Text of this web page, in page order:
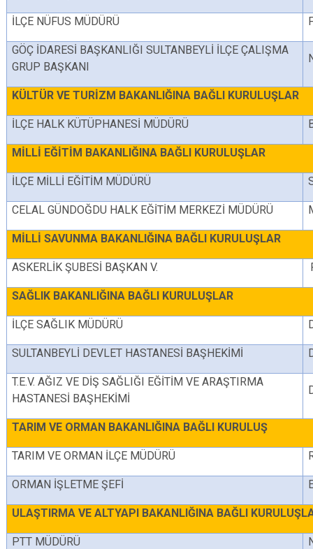
İLÇE NÜFUS MÜDÜRÜ
GÖÇ İDARESİ BAŞKANLIĞI SULTANBEYLİ İLÇE ÇALIŞMA
GRUP BAŞKANI
KÜLTÜR VE TURİZM BAKANLIĞINA BAĞLI KURULUŞLAR
İLÇE HALK KÜTÜPHANESİ MÜDÜRÜ
MİLLİ EĞİTİM BAKANLIĞINA BAĞLI KURULUŞLAR
İLÇE MİLLİ EĞİTİM MÜDÜRÜ
CELAL GÜNDOĞDU HALK EĞİTİM MERKEZİ MÜDÜRÜ
MİLLİ SAVUNMA BAKANLIĞINA BAĞLI KURULUŞLAR
ASKERLİK ŞUBESİ BAŞKAN V.
SAĞLIK BAKANLIĞINA BAĞLI KURULUŞLAR
İLÇE SAĞLIK MÜDÜRÜ
SULTANBEYLİ DEVLET HASTANESİ BAŞHEKİMİ
T.E.V. AĞIZ VE DİŞ SAĞLIĞI EĞİTİM VE ARAŞTIRMA
HASTANESİ BAŞHEKİMİ
TARIM VE ORMAN BAKANLIĞINA BAĞLI KURULUŞ
TARIM VE ORMAN İLÇE MÜDÜRÜ
ORMAN İŞLETME ŞEFİ
ULAŞTIRMA VE ALTYAPI BAKANLIĞINA BAĞLI
PTT MÜDÜRÜ